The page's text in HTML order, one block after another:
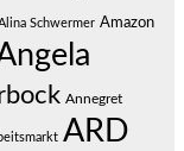
Schwermer Amazon
Annegret
ARD